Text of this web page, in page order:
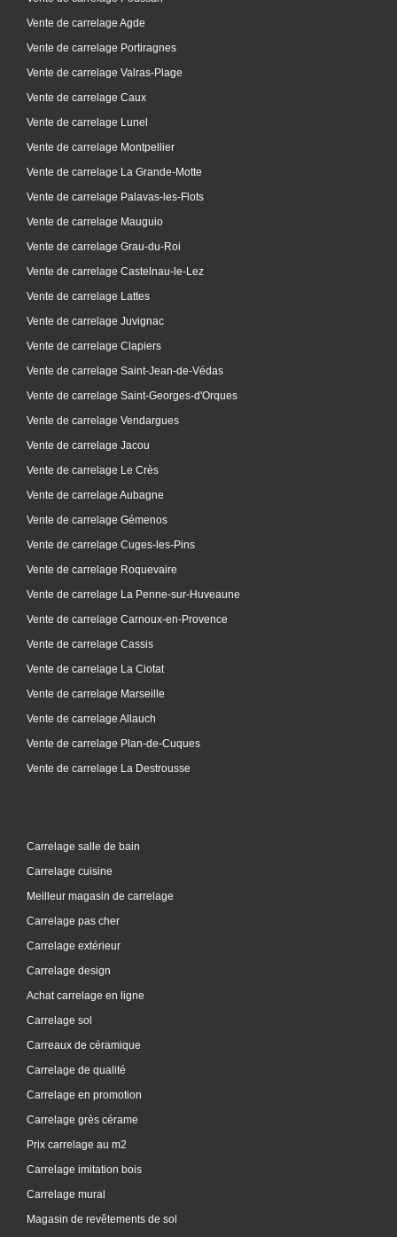
Vente de carrelage Agde
Vente de carrelage Portiragnes
Vente de carrelage Valras-Plage
Vente de carrelage Caux
Vente de carrelage Lunel
Vente de carrelage Montpellier
Vente de carrelage La Grande-Motte
Vente de carrelage Palavas-les-Flots
Vente de carrelage Mauguio
Vente de carrelage Grau-du-Roi
Vente de carrelage Castelnau-le-Lez
Vente de carrelage Lattes
Vente de carrelage Juvignac
Vente de carrelage Clapiers
Vente de carrelage Saint-Jean-de-Védas
Vente de carrelage Saint-Georges-d'Orques
Vente de carrelage Vendargues
Vente de carrelage Jacou
Vente de carrelage Le Crès
Vente de carrelage Aubagne
Vente de carrelage Gémenos
Vente de carrelage Cuges-les-Pins
Vente de carrelage Roquevaire
Vente de carrelage La Penne-sur-Huveaune
Vente de carrelage Carnoux-en-Provence
Vente de carrelage Cassis
Vente de carrelage La Ciotat
Vente de carrelage Marseille
Vente de carrelage Allauch
Vente de carrelage Plan-de-Cuques
Vente de carrelage La Destrousse
Carrelage salle de bain
Carrelage cuisine
Meilleur magasin de carrelage
Carrelage pas cher
Carrelage extérieur
Carrelage design
Achat carrelage en ligne
Carrelage sol
Carreaux de céramique
Carrelage de qualité
Carrelage en promotion
Carrelage grès cérame
Prix carrelage au m2
Carrelage imitation bois
Carrelage mural
Magasin de revêtements de sol